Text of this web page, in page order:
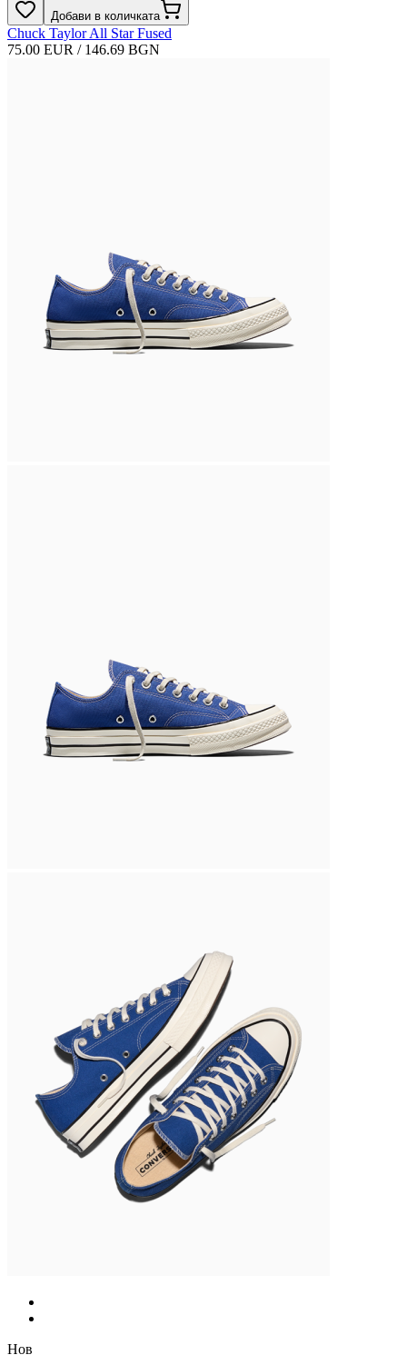
Добави в количката
Chuck Taylor All Star Fused
75.00 EUR / 146.69 BGN
Нов